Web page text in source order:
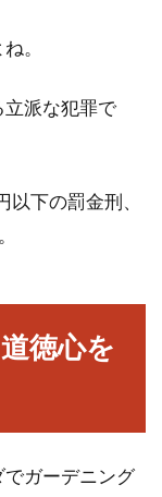
場合、多くの方が大
って何？契約更
ぜ？
。そして、住んでか
費の違いとは？
。
派な犯罪で
下の罰金刑、
徳心を
ガーデニング